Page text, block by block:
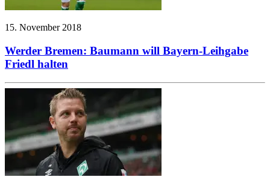
15. November 2018
Werder Bremen: Baumann will Bayern-Leihgabe
Friedl halten